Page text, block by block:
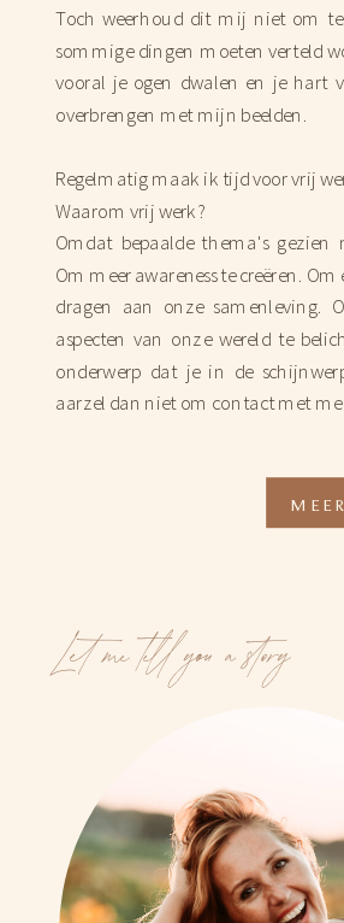
Toch weerhoud dit mij niet om
sommige dingen moeten verteld
vooral je ogen dwalen en je hart
overbrengen met mijn beelden.
Regelmatig maak ik tijd voor vrij
Waarom vrij werk?
Omdat bepaalde thema's gezien
Om meer awareness te creëren. Om
dragen aan onze samenleving.
aspecten van onze wereld te
onderwerp dat je in de
aarzel dan niet om contact met me
Let me tell you a story